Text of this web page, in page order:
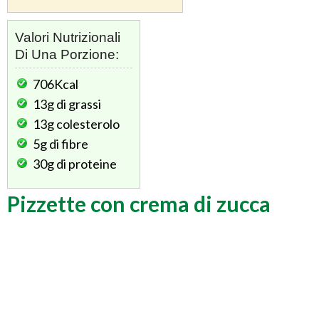
Valori Nutrizionali
Di Una Porzione:
706Kcal
13gdi grassi
13gcolesterolo
5gdi fibre
30gdi proteine
Pizzette con crema di zucca